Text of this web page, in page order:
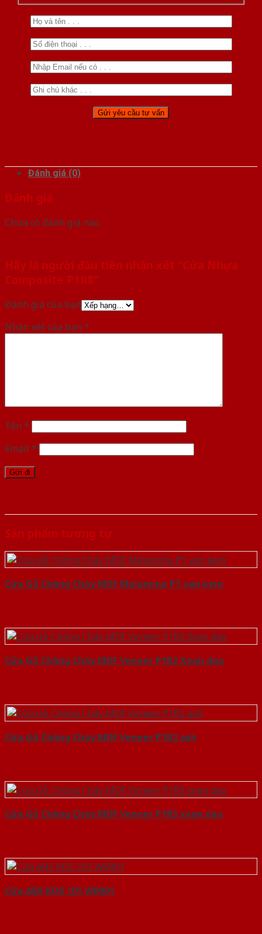
Đánh giá (0)
Đánh giá
Chưa có đánh giá nào.
Hãy là người đầu tiên nhận xét “Cửa Nhựa
Composite P1R8”
Đánh giá của bạn
Nhận xét của bạn *
Tên *
Email *
Sản phẩm tương tự
Cửa Gỗ Chống Cháy MDF Melamine P1 van kem
Cửa Gỗ Chống Cháy MDF Veneer P1R2 Xoan dao
Cửa Gỗ Chống Cháy MDF Veneer P1R2 ash
Cửa Gỗ Chống Cháy MDF Veneer P1R5 xoan dao
Cửa ABS KOS 101 W0901